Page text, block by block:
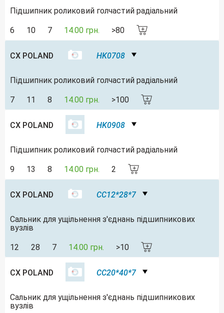
Підшипник роликовий голчастий радіальний
6 10 7 14.00 грн. >80
CX POLAND HK0708
Підшипник роликовий голчастий радіальний
7 11 8 14.00 грн. >100
CX POLAND HK0908
Підшипник роликовий голчастий радіальний
9 13 8 14.00 грн. 2
CX POLAND CC12*28*7
Сальник для ущільнення з'єднань підшипникових
вузлів
12 28 7 14.00 грн. >10
CX POLAND CC20*40*7
Сальник для ущільнення з'єднань підшипникових
вузлів